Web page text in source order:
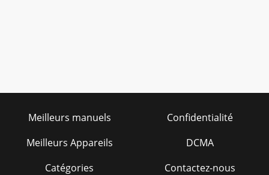
Meilleurs manuels
Meilleurs Appareils
Catégories
Confidentialité
DCMA
Contactez-nous